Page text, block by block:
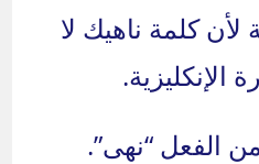
لأن كلمة ناهيك لا
الإنكليزية.
الفعل “نهى”.